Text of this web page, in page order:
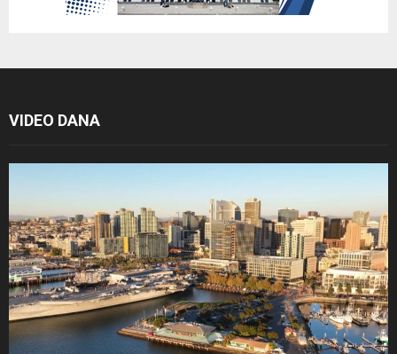
VIDEO DANA